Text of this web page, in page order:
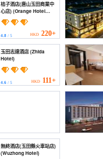
桔子酒店(唐山玉田商業中
心店) (Orange Hotel
(Tangshan Yutian
Commercial Center))
4.8 / 5 HKD 220+
玉田志達酒店 (Zhida
Hotel)
4.6 / 5 HKD 111+
無終酒店(玉田縣火車站店)
(Wuzhong Hotel)